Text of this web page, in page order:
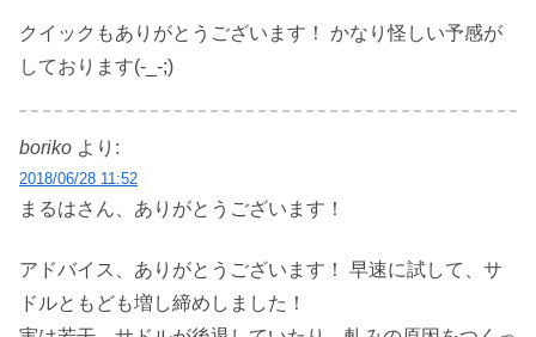
クイックもありがとうございます！ かなり怪しい予感が
しております(-_-;)
boriko より:
2018/06/28 11:52
まるはさん、ありがとうございます！
アドバイス、ありがとうございます！ 早速に試して、サ
ドルともども増し締めしました！